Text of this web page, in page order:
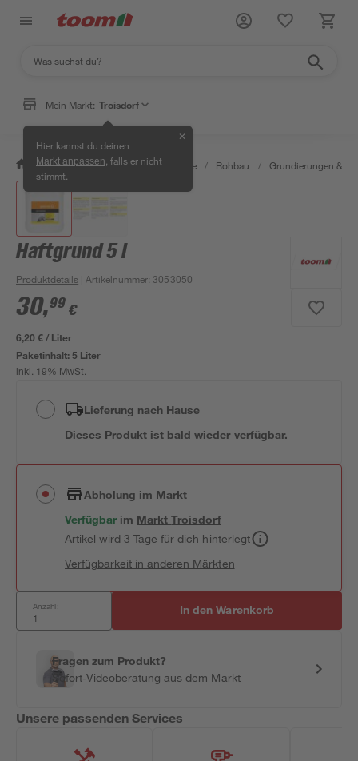
Mein Markt: Troisdorf
Hier kannst du deinen
Markt anpassen , falls er nicht
stimmt.
✕
/ Bauen & Renovieren / Baustoffe / Rohbau / Grundierungen &
Haftgrund 5 l
Produktdetails | Artikelnummer:3053050
30,99 €
6,20 € / Liter
Paketinhalt:5 Liter
inkl. 19% MwSt.
Lieferung nach Hause
Dieses Produkt ist bald wieder verfügbar.
Abholung im Markt
Verfügbar im MarktTroisdorf
Artikel wird 3 Tage für dich hinterlegt
Verfügbarkeit in anderen Märkten
Anzahl: In den Warenkorb
Fragen zum Produkt?
Sofort-Videoberatung aus dem Markt
Unsere passenden Services